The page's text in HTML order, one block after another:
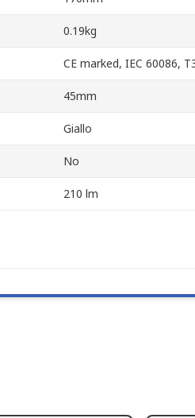
0.19kg
CE marked, IEC 60086,
45mm
Giallo
No
210 lm